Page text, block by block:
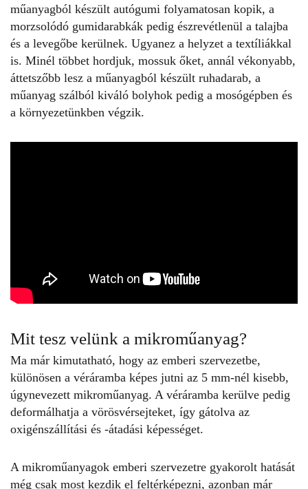
műanyagból készült autógumi folyamatosan kopik, a
morzsolódó gumidarabkák pedig észrevétlenül a talajba
és a levegőbe kerülnek. Ugyanez a helyzet a textíliákkal
is. Minél többet hordjuk, mossuk őket, annál vékonyabb,
áttetszőbb lesz a műanyagból készült ruhadarab, a
műanyag szálból kiváló bolyhok pedig a mosógépben és
a környezetünkben végzik.
Mit tesz velünk a mikroműanyag?
Ma már kimutatható, hogy az emberi szervezetbe,
különösen a véráramba képes jutni az 5 mm-nél kisebb,
úgynevezett mikroműanyag. A véráramba kerülve pedig
deformálhatja a vörösvérsejteket, így gátolva az
oxigénszállítási és -átadási képességet.
A mikroműanyagok emberi szervezetre gyakorolt hatását
még csak most kezdik el feltérképezni, azonban már